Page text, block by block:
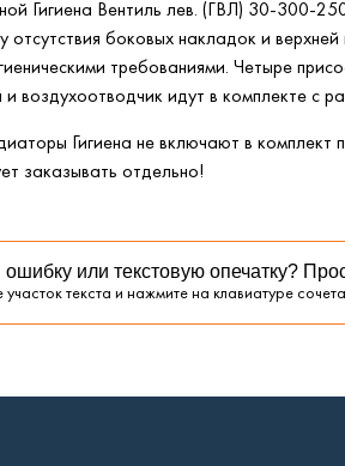
Гигиена Вентиль лев. (ГВЛ) 30-300-
отсутствия боковых накладок и
требованиями. Четыре
воздухоотводчик идут в комплекте с
Гигиена не включают в комплект
заказывать отдельно!
или текстовую опечатку?
участок текста и нажмите на клавиатуре